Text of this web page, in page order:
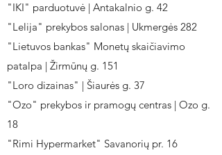
"IKI" parduotuvė | Antakalnio g. 42
"Lelija" prekybos salonas | Ukmergės 282
"Lietuvos bankas" Monetų skaičiavimo
patalpa | Žirmūnų g. 151
"Loro dizainas" | Šiaurės g. 37
"Ozo" prekybos ir pramogų centras | Ozo g.
18
"Rimi Hypermarket" Savanorių pr. 16